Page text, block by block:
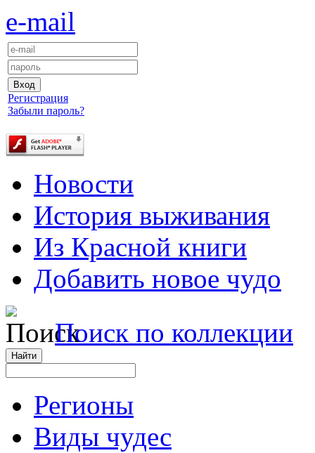
e-mail
Регистрация
Забыли пароль?
Новости
История выживания
Из Красной книги
Добавить новое чудо
Поиск по коллекции
Регионы
Виды чудес